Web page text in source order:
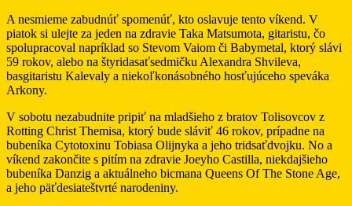
A nesmieme zabudnúť spomenúť, kto oslavuje tento víkend. V
piatok si ulejte za jeden na zdravie Taka Matsumota, gitaristu, čo
spolupracoval napríklad so Stevom Vaiom či Babymetal, ktorý slávi
59 rokov, alebo na štyridasaťsedmičku Alexandra Shvileva,
basgitaristu Kalevaly a niekoľkonásobného hosťujúceho speváka
Arkony.
V sobotu nezabudnite pripiť na mladšieho z bratov Tolisovcov z
Rotting Christ Themisa, ktorý bude sláviť 46 rokov, prípadne na
bubeníka Cytotoxinu Tobiasa Olijnyka a jeho tridsaťdvojku. No a
víkend zakončite s pitím na zdravie Joeyho Castilla, niekdajšieho
bubeníka Danzig a aktuálneho bicmana Queens Of The Stone Age,
a jeho päťdesiateštvrté narodeniny.